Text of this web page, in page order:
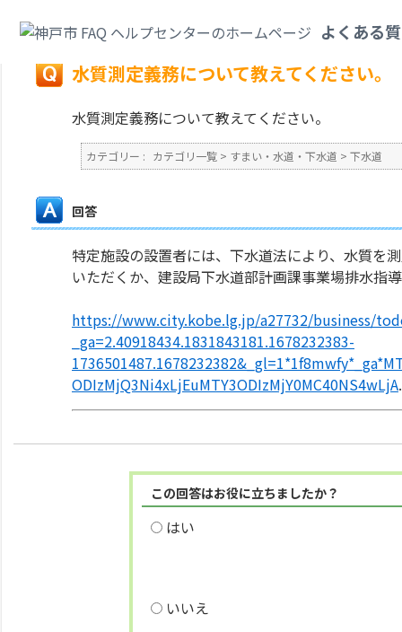
よくある
戻る
水質測定義務について教えてください。
水質測定義務について教えてください。
カテゴリー : カテゴリ一覧 > すまい・水道・下水道 > 下水道
回答
特定施設の設置者には、下水道法により、水質を
いただくか、建設局下水道部計画課事業場排水指
https://www.city.kobe.lg.jp/a27732/business/
_ga=2.40918434.1831843181.1678232383-
ODIzMjQ3Ni4xLjEuMTY3ODIzMjY0MC40NS4wLjA.
この回答はお役に立ちましたか？
はい
いいえ